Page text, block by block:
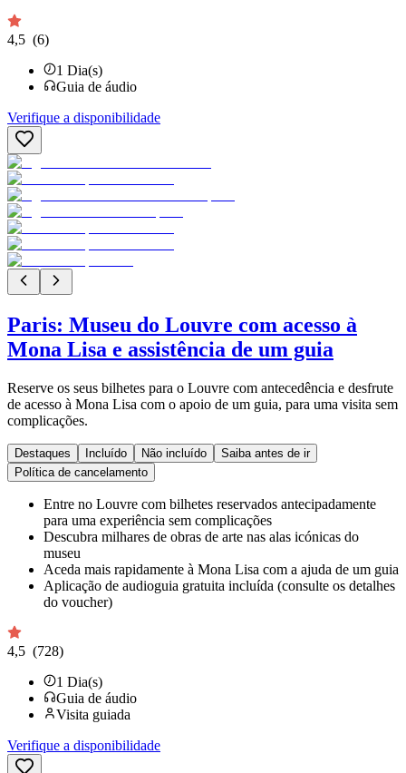
4,5 (6)
1 Dia(s)
Guia de áudio
Verifique a disponibilidade
Paris: Museu do Louvre com acesso à
Mona Lisa e assistência de um guia
Reserve os seus bilhetes para o Louvre com antecedência e desfrute
de acesso à Mona Lisa com o apoio de um guia, para uma visita sem
complicações.
Destaques Incluído Não incluído
Saiba antes de ir
Política de cancelamento
Entre no Louvre com bilhetes reservados antecipadamente
para uma experiência sem complicações
Descubra milhares de obras de arte nas alas icónicas do
museu
Aceda mais rapidamente à Mona Lisa com a ajuda de um guia
Aplicação de audioguia gratuita incluída (consulte os detalhes
do voucher)
4,5 (728)
1 Dia(s)
Guia de áudio
Visita guiada
Verifique a disponibilidade